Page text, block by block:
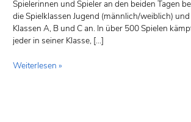
Spielerinnen und Spieler an den beiden Tagen
die Spielklassen Jugend (männlich/weiblich)
Klassen A, B und C an. In über 500 Spielen
jeder in seiner Klasse, […]
Weiterlesen »